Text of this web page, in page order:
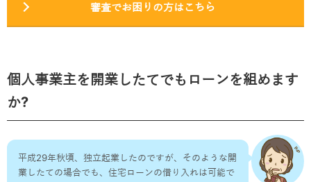
審査でお困りの方はこちら
個人事業主を開業したてでもローンを組めます
か?
平成29年秋頃、独立起業したのですが、そのような開
業したての場合でも、住宅ローンの借り入れは可能で